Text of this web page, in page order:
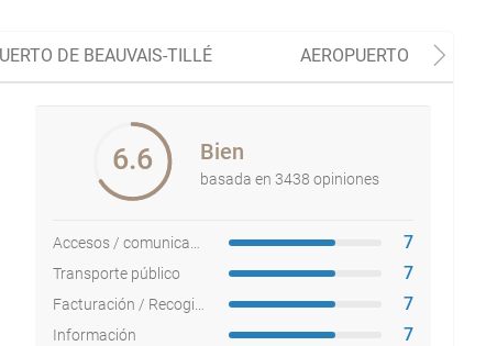
DE BEAUVAIS-TILLÉ AEROPUERTO DE
6.6 Bien
basada en 3438 opiniones
7
Transporte público 7
7
Información 7